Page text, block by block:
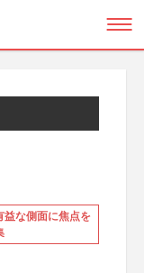
益な側面に焦点を